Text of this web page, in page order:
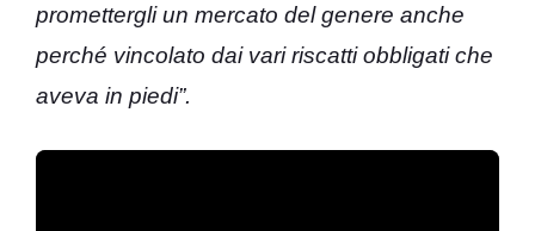
promettergli un mercato del genere anche
perché vincolato dai vari riscatti obbligati che
aveva in piedi”.